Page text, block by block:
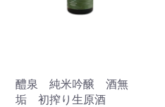
北海道
青森県
岩手県
宮城県
秋田県
山形県
福島県
茨城県
栃木県
群馬県
埼玉県
千葉県
神奈川県
新潟県
石川県
富山県
福井県
山梨県
長野県
岐阜県
静岡県
愛知県
三重県
滋賀県
京都府
兵庫県
奈良県
和歌山県
島根県
岡山県
広島県
山口県
香川県
高知県
福岡県
佐賀県
熊本県
醴泉 純米吟醸 酒無
垢 初搾り生原酒